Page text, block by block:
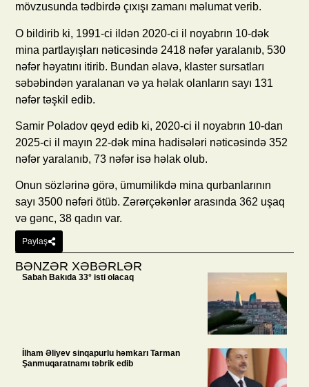
mövzusunda tədbirdə çıxışı zamanı məlumat verib.
O bildirib ki, 1991-ci ildən 2020-ci il noyabrın 10-dək
mina partlayışları nəticəsində 2418 nəfər yaralanıb, 530
nəfər həyatını itirib. Bundan əlavə, klaster sursatları
səbəbindən yaralanan və ya həlak olanların sayı 131
nəfər təşkil edib.
Samir Poladov qeyd edib ki, 2020-ci il noyabrın 10-dan
2025-ci il mayın 22-dək mina hadisələri nəticəsində 352
nəfər yaralanıb, 73 nəfər isə həlak olub.
Onun sözlərinə görə, ümumilikdə mina qurbanlarının
sayı 3500 nəfəri ötüb. Zərərçəkənlər arasında 362 uşaq
və gənc, 38 qadın var.
Paylaş
BƏNZƏR XƏBƏRLƏR
Sabah Bakıda 33° isti olacaq
İlham Əliyev sinqapurlu həmkarı Tarman
Şanmuqaratnamı təbrik edib